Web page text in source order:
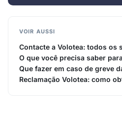
VOIR AUSSI
Contacte a Volotea: todos os
O que você precisa saber
Que fazer em caso de greve
Reclamação Volotea: como